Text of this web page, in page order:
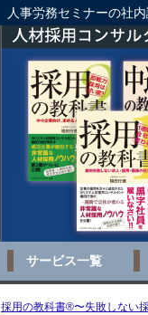
人事労務セミナーの社
サービス一覧
採用の教科書®〜失敗しない